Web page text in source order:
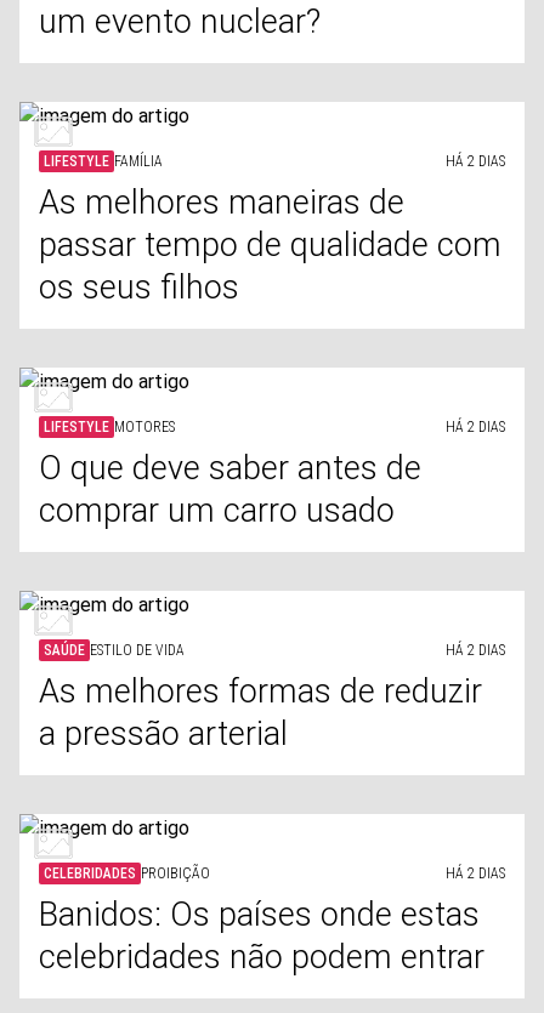
um evento nuclear?
LIFESTYLE FAMÍLIA HÁ 2 DIAS
As melhores maneiras de
passar tempo de qualidade com
os seus filhos
LIFESTYLE MOTORES HÁ 2 DIAS
O que deve saber antes de
comprar um carro usado
SAÚDE ESTILO DE VIDA HÁ 2 DIAS
As melhores formas de reduzir
a pressão arterial
CELEBRIDADES PROIBIÇÃO HÁ 2 DIAS
Banidos: Os países onde estas
celebridades não podem entrar